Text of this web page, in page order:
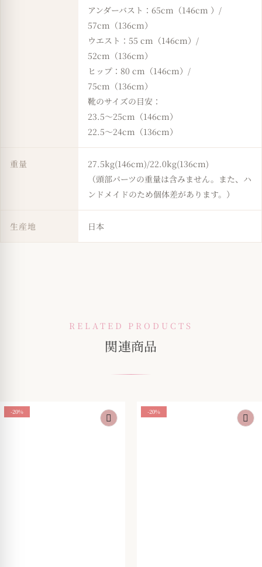
アンダーバスト：65cm（146cm ）/
57cm（136cm）
ウエスト：55 cm（146cm）/
52cm（136cm）
ヒップ：80 cm（146cm）/
75cm（136cm）
靴のサイズの目安：
23.5〜25cm（146cm）
22.5〜24cm（136cm）
重量
27.5kg(146cm)/22.0kg(136cm)
（頭部パーツの重量は含みません。また、ハ
ンドメイドのため個体差があります。）
生産地 日本
RELATED PRODUCTS
関連商品
-20% -20%